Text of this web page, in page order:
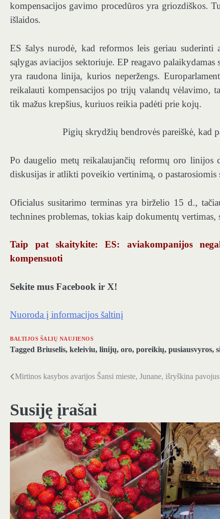
kompensacijos gavimo procedūros yra griozdiškos.
išlaidos.
ES šalys nurodė, kad reformos leis geriau
sąlygas aviacijos sektoriuje. EP reagavo
yra raudona linija, kurios neperžengs.
reikalauti kompensacijos po trijų valandų vėlavimo,
tik mažus krepšius, kuriuos reikia padėti prie kojų.
Pigių skrydžių bendrovės pareiškė, kad
Po daugelio metų reikalaujančių reformų oro
diskusijas ir atlikti poveikio vertinimą, o pastarosiomis
Oficialus susitarimo terminas yra birželio 15 d.,
technines problemas, tokias kaip dokumentų
Taip pat skaitykite: ES: aviakompanijos
kompensuoti
Sekite mus Facebook ir X!
Nuoroda į informacijos šaltinį
BALTIJOS ŠALIŲ NAUJIENOS
Tagged Briuselis, keleiviu, linijų, oro, poreikių, pusiausvyros,
Navigacija
įrašų
Mirtinos kasybos avarijos Šansi mieste, Junane, išryškina pavojus
Susiję įrašai